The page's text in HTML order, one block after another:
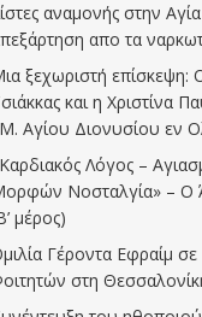
αναμονής στην
απο τα
ξεχωριστή επίσκεψη:
και η Χριστίνα
Αγίου Διονυσίου εν
Λόγος –
Νοσταλγία» – Ο
μέρος)
Γέροντα Εφραίμ
στη